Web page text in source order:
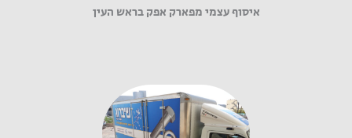
איסוף עצמי מפארק אפק בראש העין